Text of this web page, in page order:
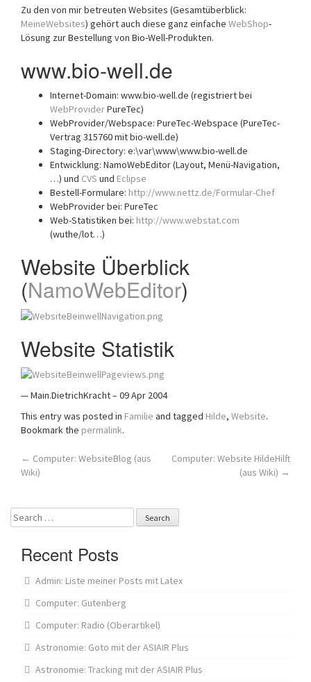
Zu den von mir betreuten Websites (Gesamtüberblick:
MeineWebsites) gehört auch diese ganz einfache WebShop-
Lösung zur Bestellung von Bio-Well-Produkten.
www.bio-well.de
Internet-Domain: www.bio-well.de (registriert bei
WebProviderPureTec)
WebProvider/Webspace: PureTec-Webspace (PureTec-
Vertrag 315760 mit bio-well.de)
Staging-Directory: e:\var\www\www.bio-well.de
Entwicklung: NamoWebEditor (Layout, Menü-Navigation,
…) und CVS und Eclipse
Bestell-Formulare: http://www.nettz.de/Formular-Chef
WebProvider bei: PureTec
Web-Statistiken bei: http://www.webstat.com
(wuthe/lot…)
Website Überblick
(NamoWebEditor)
Website Statistik
— Main.DietrichKracht – 09 Apr 2004
This entry was posted in Familie and tagged Hilde, Website.
Bookmark the permalink.
Post
← Computer: WebsiteBlog (aus
Wiki)
Computer: Website HildeHilft
(aus Wiki) →
Search
for:
Recent Posts
Admin: Liste meiner Posts mit Latex
Computer: Gutenberg
Computer: Radio (Oberartikel)
Astronomie: Goto mit der ASIAIR Plus
Astronomie: Tracking mit der ASIAIR Plus